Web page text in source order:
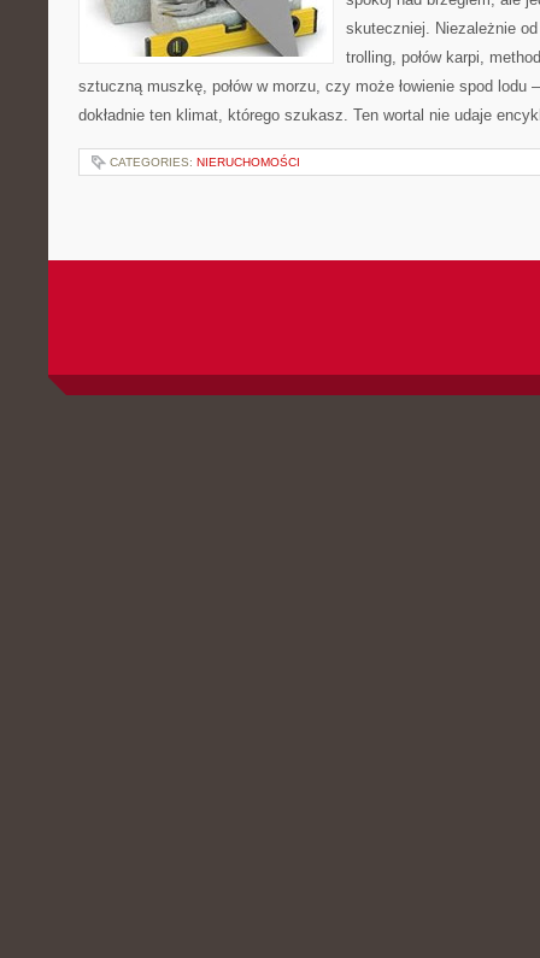
skuteczniej. Niezależnie
trolling, połów karpi,
sztuczną muszkę, połów w morzu, czy może łowienie spod lodu
dokładnie ten klimat, którego szukasz. Ten wortal nie udaje
CATEGORIES: NIERUCHOMOŚCI